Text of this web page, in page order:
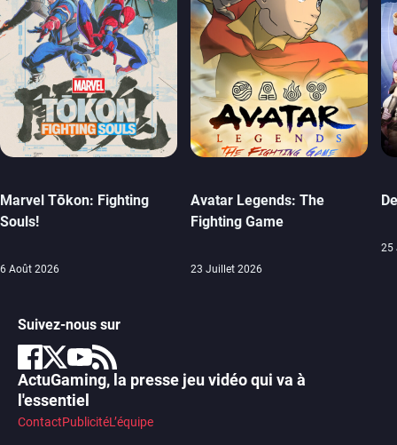
Marvel Tōkon: Fighting
Souls!
6 Août 2026
Avatar Legends: The
Fighting Game
23 Juillet 2026
25
Suivez-nous sur
ActuGaming, la presse jeu vidéo qui va à
l'essentiel
ContactPublicitéL’équipe